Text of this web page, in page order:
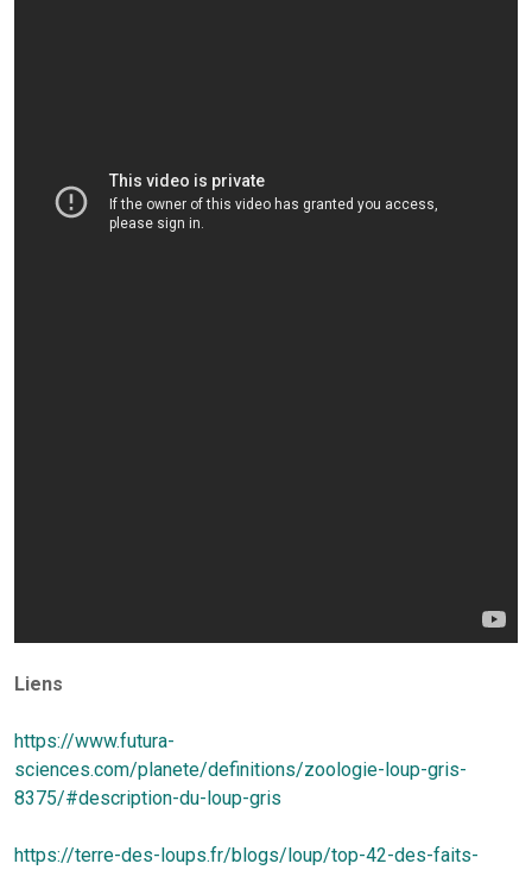
Liens
https://www.futura-
sciences.com/planete/definitions/zoologie-loup-gris-
8375/#description-du-loup-gris
https://terre-des-loups.fr/blogs/loup/top-42-des-faits-